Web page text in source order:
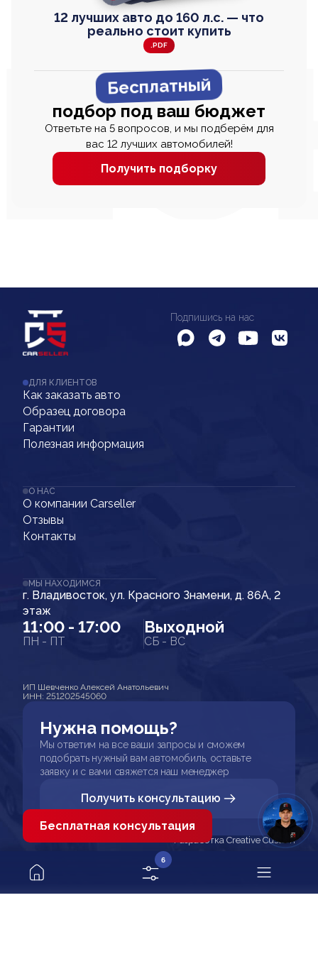
12 лучших авто до 160 л.с. — что
реально стоит купить
.PDF
Бесплатный
подбор под ваш бюджет
Ответьте на 5 вопросов, и мы подберём для
вас 12 лучших автомобилей!
Получить подборку
Подпишись на нас
ДЛЯ КЛИЕНТОВ
Как заказать авто
Образец договора
Гарантии
Полезная информация
О НАС
О компании Carseller
Отзывы
Контакты
МЫ НАХОДИМСЯ
г. Владивосток, ул. Красного Знамени, д. 86А, 2
этаж
11:00 - 17:00
ПН - ПТ
Выходной
СБ - ВС
ИП Шевченко Алексей Анатольевич
ИНН: 251202545060
Нужна помощь?
Мы ответим на все ваши запросы и сможем
подобрать нужный вам автомобиль, оставьте
заявку и с вами свяжется наш менеджер
Получить консультацию
Разработка Creative Custom
6
Бесплатная консультация